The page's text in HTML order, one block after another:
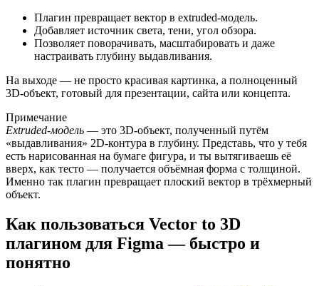
Плагин превращает вектор в extruded-модель.
Добавляет источник света, тени, угол обзора.
Позволяет поворачивать, масштабировать и даже
настраивать глубину выдавливания.
На выходе — не просто красивая картинка, а полноценный
3D-объект, готовый для презентации, сайта или концепта.
Примечание
Extruded-модель — это 3D-объект, полученный путём
«выдавливания» 2D-контура в глубину. Представь, что у тебя
есть нарисованная на бумаге фигура, и ты вытягиваешь её
вверх, как тесто — получается объёмная форма с толщиной.
Именно так плагин превращает плоский вектор в трёхмерный
объект.
Как пользоваться Vector to 3D
плагином для Figma — быстро и
понятно